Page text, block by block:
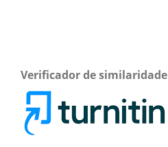
Verificador de similaridade